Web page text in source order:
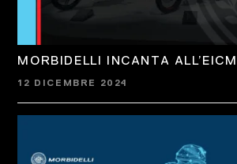
MORBIDELLI INCANTA
12 DICEMBRE 2024